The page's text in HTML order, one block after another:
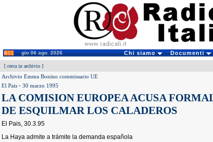
gio 06 ago. 2026 Chi siamo Documenti
[ cerca in archivio ]
Archivio Emma Bonino commissario UE
El Pais - 30 marzo 1995
LA COMISION EUROPEA ACUSA
DE ESQUILMAR LOS CALADEROS
El Pais, 30.3.95
La Haya admite a trámite la demanda española